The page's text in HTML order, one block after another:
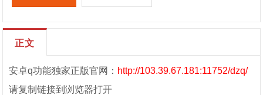
正文
安卓q功能独家正版官网： http://103.39.67.181:11752/dzq/
请复制链接到浏览器打开